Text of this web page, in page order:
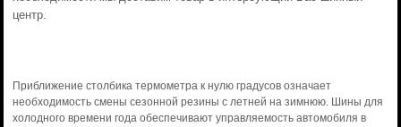
центр.
Приближение столбика термометра к нулю градусов означает
необходимость смены сезонной резины с летней на зимнюю. Шины для
холодного времени года обеспечивают управляемость автомобиля в